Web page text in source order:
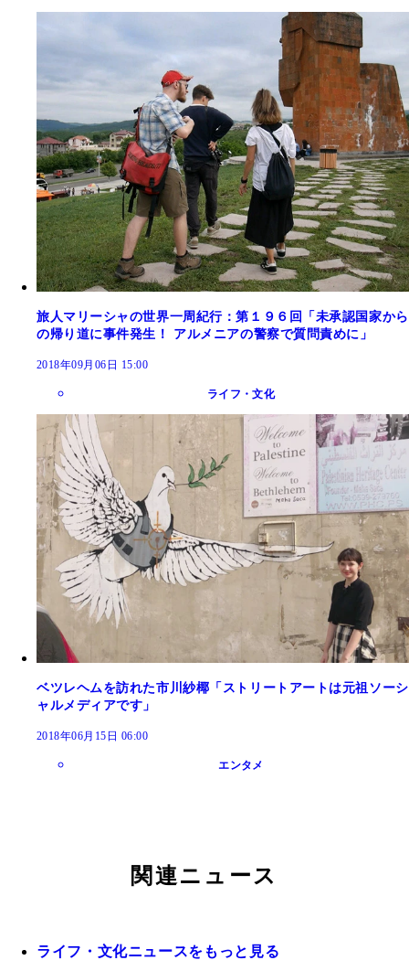
旅人マリーシャの世界一周紀行：第１９６回「未承認国家から
の帰り道に事件発生！ アルメニアの警察で質問責めに」
2018年09月06日 15:00
ライフ・文化
ベツレヘムを訪れた市川紗椰「ストリートアートは元祖ソーシ
ャルメディアです」
2018年06月15日 06:00
エンタメ
関連ニュース
ライフ・文化ニュースをもっと見る